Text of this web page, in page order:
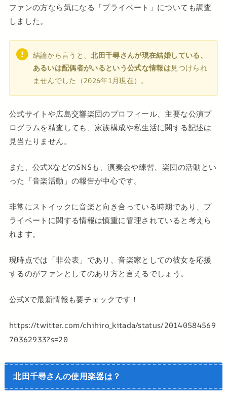
ファンの方なら気になる「プライベート」についても調査
しました。
結論から言うと、北田千尋さんが現在結婚している、
あるいは配偶者がいるという公式な情報は見つけられ
ませんでした（2026年1月現在）。
公式サイトや広島交響楽団のプロフィール、主要な公演プ
ログラムを精査しても、家族構成や私生活に関する記述は
見当たりません。
また、公式XなどのSNSも、演奏会や練習、楽団の活動とい
った「音楽活動」の報告が中心です。
非常にストイックに音楽と向き合っている時期であり、プ
ライベートに関する情報は慎重に管理されていると考えら
れます。
現時点では「非公表」であり、音楽家としての彼女を応援
するのがファンとしてのあり方と言えるでしょう。
公式Xで最新情報も要チェックです！
https://twitter.com/chihiro_kitada/status/20140584569
70362933?s=20
北田千尋さんの使用楽器は？